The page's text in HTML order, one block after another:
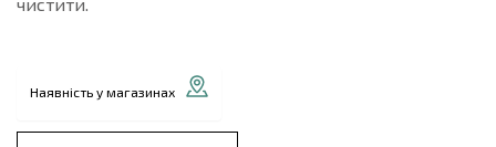
Наявність у магазинах